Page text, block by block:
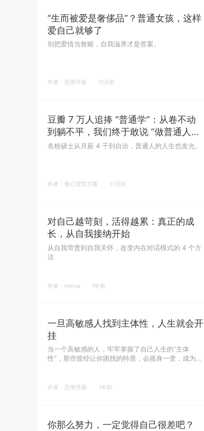
“生而被爱是奢侈品”？普通女孩，这样
爱自己就够了
别把爱情当救赎，自我滋养才是答案。
作者：思维升级 11月前
豆瓣 7 万人追捧 “普通学”：从卷不动
到躺不平，我们终于敢说 “做普通人挺
好”
名校硕士从月薪 4 千到自洽，普通人的人生也发光。
作者：壹心理官方酱 11月前
对自己越苛刻，活得越累：真正的成
长，从自我接纳开始
从自我苛责到自我关怀，改变内在对话模式的 4 个方
法
作者：meiya 1年前
一旦高敏感人找到主体性，人生就会开
挂
当一个高敏感的人，牢牢掌握了自己人生的“主体
性”，那些曾经让你困扰的特质，会摇身一变，成为你
作者：思维升级 1年前
你那么努力，一定觉得自己很差吧？